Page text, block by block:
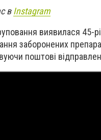
вInstagram
виявилася 45-
заборонених
поштові